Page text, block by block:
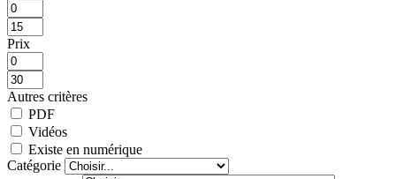
Prix
Autres critères
PDF
Vidéos
Existe en numérique
Catégorie